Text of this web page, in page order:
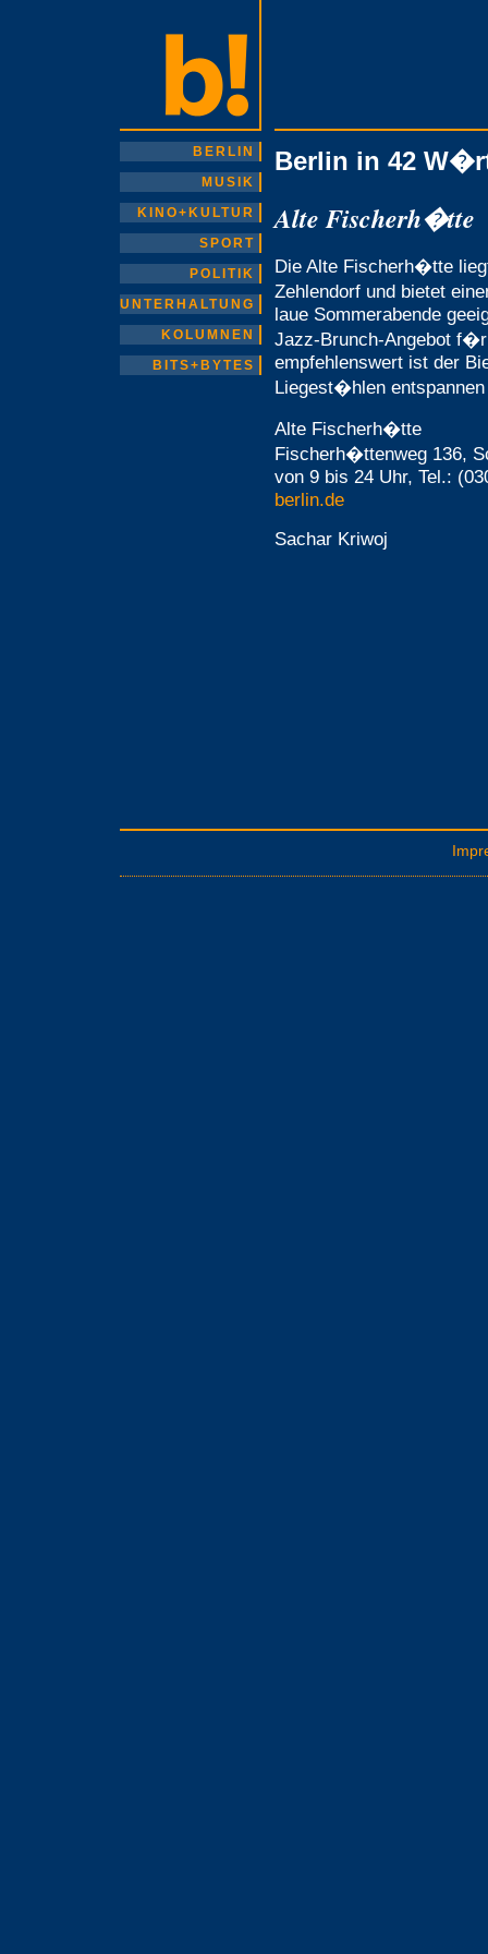
BERLIN
MUSIK
KINO+KULTUR
SPORT
POLITIK
UNTERHALTUNG
KOLUMNEN
BITS+BYTES
Berlin in 42
Alte Fischerh�tte
Die Alte Fischerh�tte
Zehlendorf und bietet
laue Sommerabende
Jazz-Brunch-Angebot
empfehlenswert ist der
Liegest�hlen
Alte Fischerh�tte
Fischerh�ttenweg 136,
von 9 bis 24 Uhr, Tel.:
berlin.de
Sachar Kriwoj